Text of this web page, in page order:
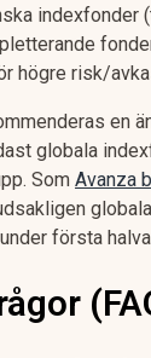
indexfonder
högre risk/
en
globala
Som Avanza
första